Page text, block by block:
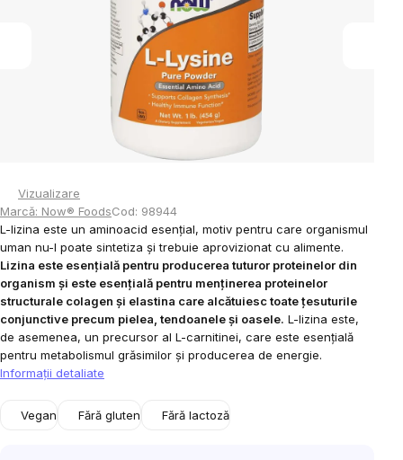
stele.
Vizualizare
Marcă: Now® FoodsCod: 98944
L-lizina este un aminoacid esențial, motiv pentru care organismul
uman nu-l poate sintetiza și trebuie aprovizionat cu alimente.
Lizina este esențială pentru producerea tuturor proteinelor din
organism și este esențială pentru menținerea proteinelor
structurale colagen și elastina care alcătuiesc toate țesuturile
conjunctive precum pielea, tendoanele și oasele. L-lizina este,
de asemenea, un precursor al L-carnitinei, care este esențială
pentru metabolismul grăsimilor și producerea de energie.
Informaţii detaliate
Vegan Fără gluten Fără lactoză